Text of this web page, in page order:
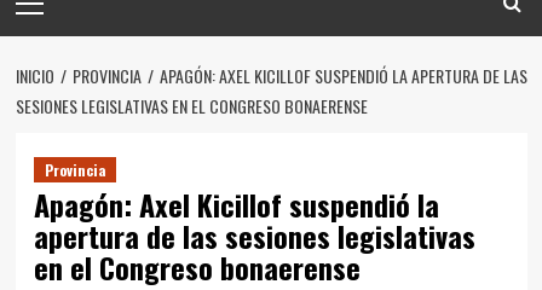
principal
INICIO PROVINCIA
APAGÓN: AXEL KICILLOF SUSPENDIÓ LA APERTURA DE LAS
SESIONES LEGISLATIVAS EN EL CONGRESO BONAERENSE
Provincia
Apagón: Axel Kicillof suspendió la
apertura de las sesiones legislativas
en el Congreso bonaerense